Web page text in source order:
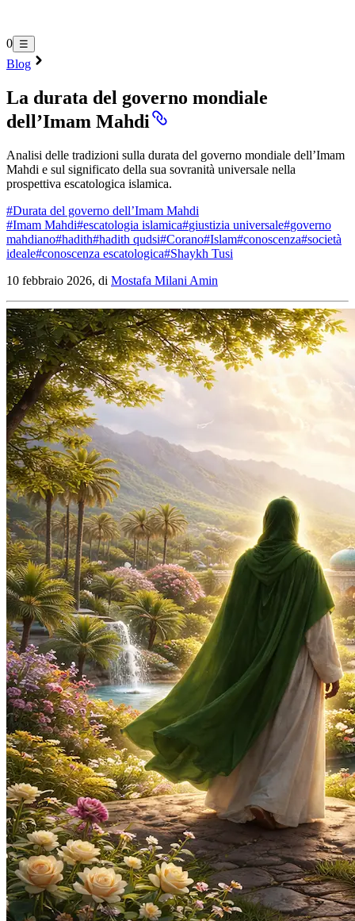
0 ☰
Blog
La durata del governo mondiale
dell’Imam Mahdi
Analisi delle tradizioni sulla durata del governo mondiale dell’Imam
Mahdi e sul significato della sua sovranità universale nella
prospettiva escatologica islamica.
#Durata del governo dell’Imam Mahdi
#Imam Mahdi#escatologia islamica#giustizia universale#governo
mahdiano#hadith#hadith qudsi#Corano#Islam#conoscenza#società
ideale#conoscenza escatologica#Shaykh Tusi
10 febbraio 2026, di Mostafa Milani Amin